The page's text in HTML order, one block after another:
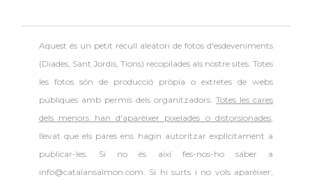
Aquest és un petit recull aleatori defotos d'esdeveniments
(Diades, Sant Jordis, Tions) recopilades als nostre sites. Totes
les fotos són de producció pròpia o extretes de webs
públiques amb permís dels organitzadors.Totes les cares
dels menors han d'aparèixer pixelades o distorsionades,
llevat que els pares ens hagin autoritzar explícitament a
publicar-les. Si no és així fes-nos-ho saber a
info@catalansalmon.com. Si hi surts i no vols aparèixer,